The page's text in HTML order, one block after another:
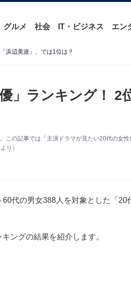
グルメ 社会 IT・ビジネス エン
浜辺美波」、では1位は？
」ランキング！ 2
この記事では「主演ドラマが見たい20代の女性
り）
代の男女388人を対象とした「20
ングの結果を紹介します。